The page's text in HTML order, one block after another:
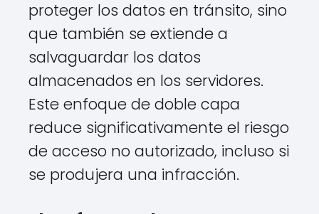
proteger los datos en tránsito, sino
que también se extiende a
salvaguardar los datos
almacenados en los servidores.
Este enfoque de doble capa
reduce significativamente el riesgo
de acceso no autorizado, incluso si
se produjera una infracción.